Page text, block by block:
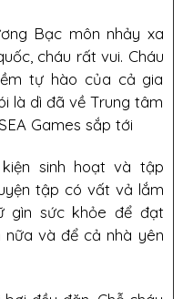
Bạc môn nhảy xa
cháu rất vui. Cháu
tự hào của cả gia
là dì đã về Trung tâm
Games sắp tới
sinh hoạt và tập
tập có vất vả lắm
gìn sức khỏe để đạt
và để cả nhà yên